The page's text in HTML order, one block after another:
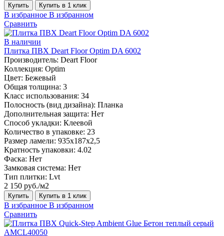
Купить Купить в 1 клик
В избранное В избранном
Сравнить
В наличии
Плитка ПВХ Deart Floor Optim DA 6002
Производитель: Deart Floor
Коллекция: Optim
Цвет: Бежевый
Общая толщина: 3
Класс использования: 34
Полосность (вид дизайна): Планка
Дополнительная защита: Нет
Способ укладки: Клеевой
Количество в упаковке: 23
Размер ламели: 935х187х2,5
Кратность упаковки: 4.02
Фаска: Нет
Замковая система: Нет
Тип плитки: Lvt
2 150 руб./м2
Купить Купить в 1 клик
В избранное В избранном
Сравнить